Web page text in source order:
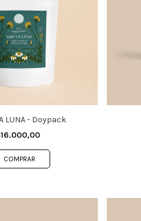
LUNA - Doypack